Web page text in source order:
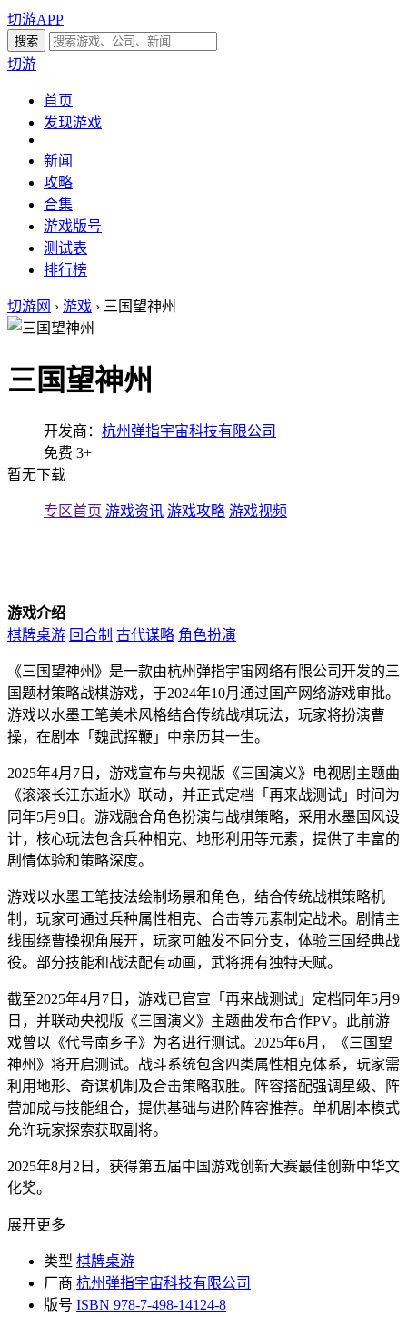
切游APP
切游
首页
发现游戏
新闻
攻略
合集
游戏版号
测试表
排行榜
切游网 › 游戏 › 三国望神州
三国望神州
开发商： 杭州弹指宇宙科技有限公司
免费 3+
暂无下载
专区首页 游戏资讯 游戏攻略 游戏视频
游戏介绍
棋牌桌游 回合制 古代谋略 角色扮演
《三国望神州》是一款由杭州弹指宇宙网络有限公司开发的三
国题材策略战棋游戏，于2024年10月通过国产网络游戏审批。
游戏以水墨工笔美术风格结合传统战棋玩法，玩家将扮演曹
操，在剧本「魏武挥鞭」中亲历其一生。
2025年4月7日，游戏宣布与央视版《三国演义》电视剧主题曲
《滚滚长江东逝水》联动，并正式定档「再来战测试」时间为
同年5月9日。游戏融合角色扮演与战棋策略，采用水墨国风设
计，核心玩法包含兵种相克、地形利用等元素，提供了丰富的
剧情体验和策略深度。
游戏以水墨工笔技法绘制场景和角色，结合传统战棋策略机
制，玩家可通过兵种属性相克、合击等元素制定战术。剧情主
线围绕曹操视角展开，玩家可触发不同分支，体验三国经典战
役。部分技能和战法配有动画，武将拥有独特天赋。
截至2025年4月7日，游戏已官宣「再来战测试」定档同年5月9
日，并联动央视版《三国演义》主题曲发布合作PV。此前游
戏曾以《代号南乡子》为名进行测试。2025年6月，《三国望
神州》将开启测试。战斗系统包含四类属性相克体系，玩家需
利用地形、奇谋机制及合击策略取胜。阵容搭配强调星级、阵
营加成与技能组合，提供基础与进阶阵容推荐。单机剧本模式
允许玩家探索获取副将。
2025年8月2日，获得第五届中国游戏创新大赛最佳创新中华文
化奖。
展开更多
类型 棋牌桌游
厂商 杭州弹指宇宙科技有限公司
版号 ISBN 978-7-498-14124-8